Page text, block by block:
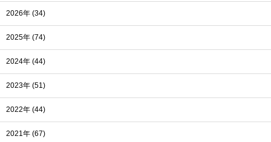
2026年 (34)
2025年 (74)
2024年 (44)
2023年 (51)
2022年 (44)
2021年 (67)